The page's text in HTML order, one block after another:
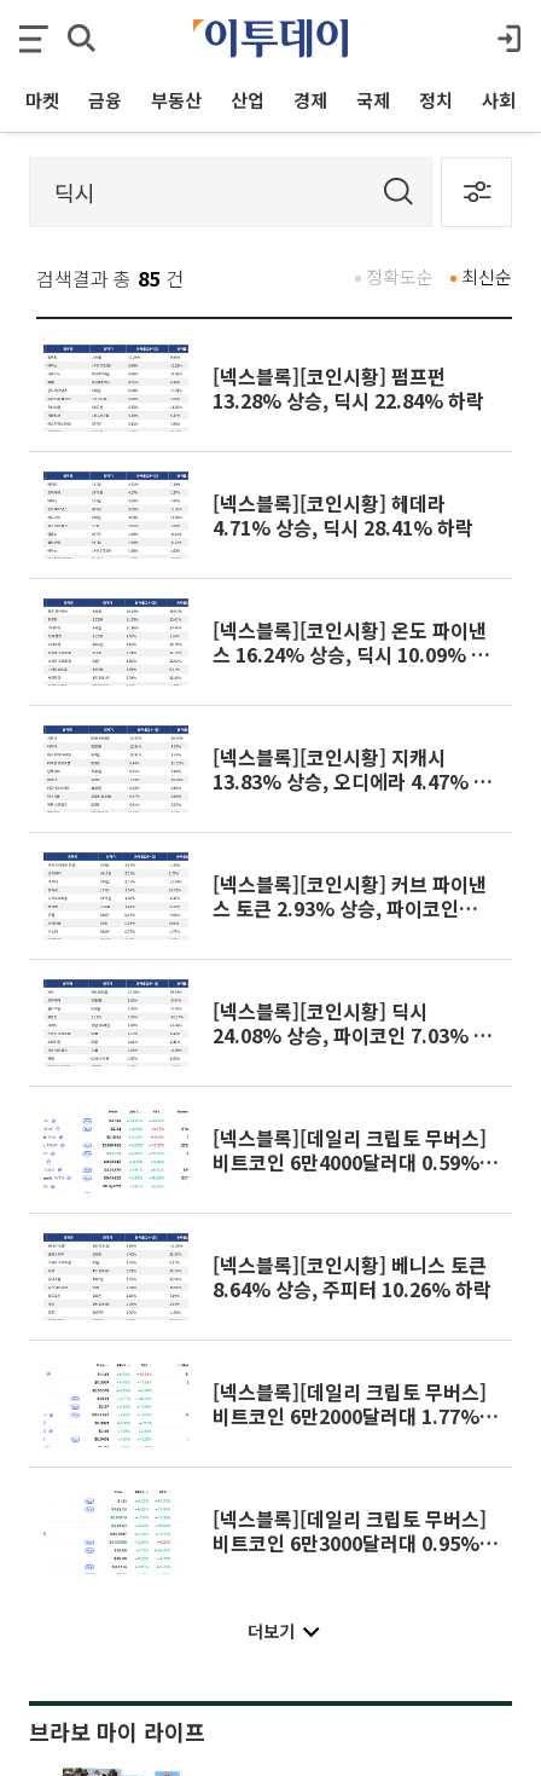
마켓 금융 부동산 산업 경제 국제 정치 사회
검색결과 총 85 건 최신순
정확도순
[넥스블록][코인시황] 펌프펀
13.28% 상승, 딕시 22.84% 하락
[넥스블록][코인시황] 헤데라
4.71% 상승, 딕시 28.41% 하락
[넥스블록][코인시황] 온도 파이낸
스 16.24% 상승, 딕시 10.09% 하
[넥스블록][코인시황] 지캐시
13.83% 상승, 오디에라 4.47% 하
[넥스블록][코인시황] 커브 파이낸
스 토큰 2.93% 상승, 파이코인
[넥스블록][코인시황] 딕시
24.08% 상승, 파이코인 7.03% 하
[넥스블록][데일리 크립토 무버스]
비트코인 6만4000달러대 0.59%
[넥스블록][코인시황] 베니스 토큰
8.64% 상승, 주피터 10.26% 하락
[넥스블록][데일리 크립토 무버스]
비트코인 6만2000달러대 1.77%
[넥스블록][데일리 크립토 무버스]
비트코인 6만3000달러대 0.95%
더보기
브라보 마이 라이프